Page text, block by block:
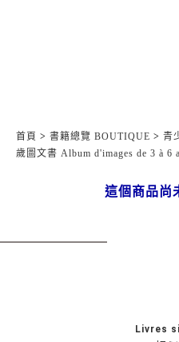
首頁 > 書籍總覽 BOUTIQUE > 青
歲圖文書 Album d'images de 3 à 6
這個商品尚
Livres